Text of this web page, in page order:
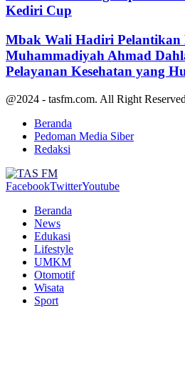
Kediri Cup
Mbak Wali Hadiri Pelantikan
Muhammadiyah Ahmad
Pelayanan Kesehatan yang
@2024 - tasfm.com. All Right
Beranda
Pedoman Media Siber
Redaksi
FacebookTwitterYoutube
Beranda
News
Edukasi
Lifestyle
UMKM
Otomotif
Wisata
Sport